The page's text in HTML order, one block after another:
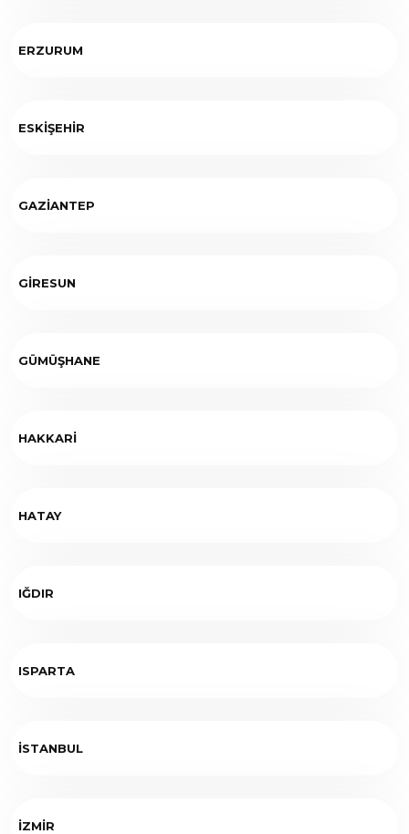
ERZURUM
ESKİŞEHİR
GAZİANTEP
GİRESUN
GÜMÜŞHANE
HAKKARİ
HATAY
IĞDIR
ISPARTA
İSTANBUL
İZMİR